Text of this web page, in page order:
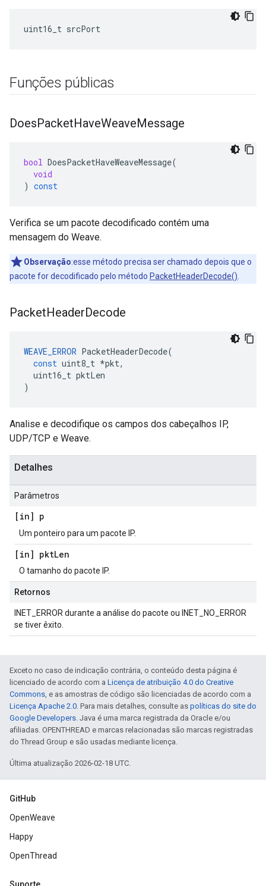
uint16_t srcPort
Funções públicas
DoesPacketHaveWeaveMessage
bool DoesPacketHaveWeaveMessage(
void
) const
Verifica se um pacote decodificado contém uma
mensagem do Weave.
Observação:esse método precisa ser chamado depois que o
pacote for decodificado pelo método PacketHeaderDecode()
PacketHeaderDecode
WEAVE_ERROR PacketHeaderDecode(
const uint8_t *pkt,
uint16_t pktLen
)
Analise e decodifique os campos dos cabeçalhos IP,
UDP/TCP e Weave.
Detalhes
Parâmetros
[in] p
Um ponteiro para um pacote IP.
[in] pktLen
O tamanho do pacote IP.
Retornos
INET_ERROR durante a análise do pacote ou INET_NO_ERROR
se tiver êxito.
Exceto no caso de indicação contrária, o conteúdo desta página é
licenciado de acordo com a Licença de atribuição 4.0 do Creative
Commons, e as amostras de código são licenciadas de acordo com a
Licença Apache 2.0. Para mais detalhes, consulte as políticas do site do
Google Developers. Java é uma marca registrada da Oracle e/ou
afiliadas. OPENTHREAD e marcas relacionadas são marcas registradas
do Thread Group e são usadas mediante licença.
Última atualização 2026-02-18 UTC.
GitHub
OpenWeave
Happy
OpenThread